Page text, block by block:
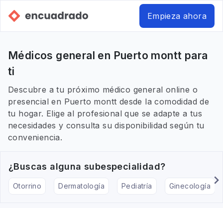
Empieza ahora
Médicos general en Puerto montt para
ti
Descubre a tu próximo médico general online o
presencial en Puerto montt desde la comodidad de
tu hogar. Elige al profesional que se adapte a tus
necesidades y consulta su disponibilidad según tu
conveniencia.
¿Buscas alguna subespecialidad?
Otorrino Dermatología Pediatría Ginecología